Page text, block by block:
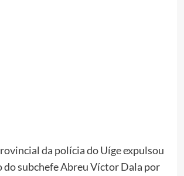
da polícia do Uíge expulsou
do subchefe Abreu Víctor Dala por